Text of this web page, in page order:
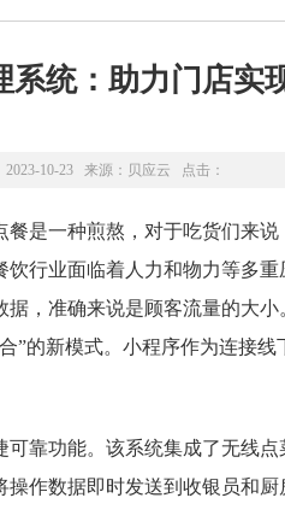
系统：助力门店实
2023-10-23 来源： 贝应云 点击：
是一种煎熬，对于吃货们来
行业面临着人力和物力等多
，准确来说是顾客流量的大小
”的新模式。小程序作为连接
靠功能。该系统集成了无线
作数据即时发送到收银员和